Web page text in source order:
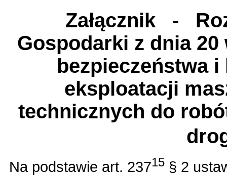
Załącznik -
Gospodarki z dnia
bezpieczeństwa
eksploatacji
technicznych do
Na podstawie art. 23715 § 2